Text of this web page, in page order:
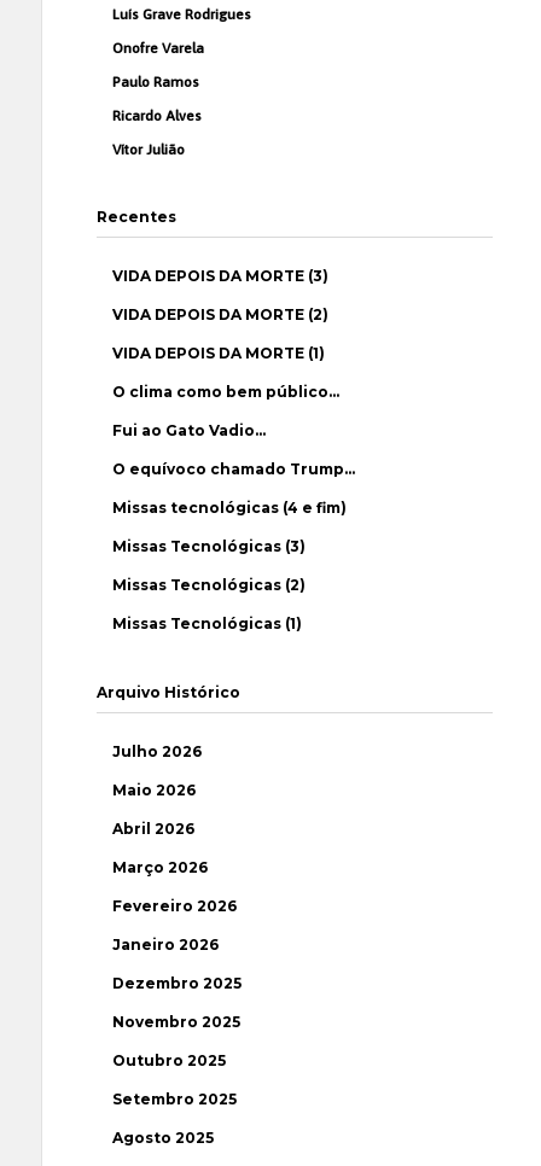
Luís Grave Rodrigues
Onofre Varela
Paulo Ramos
Ricardo Alves
Vítor Julião
Recentes
VIDA DEPOIS DA MORTE (3)
VIDA DEPOIS DA MORTE (2)
VIDA DEPOIS DA MORTE (1)
O clima como bem público…
Fui ao Gato Vadio…
O equívoco chamado Trump…
Missas tecnológicas (4 e fim)
Missas Tecnológicas (3)
Missas Tecnológicas (2)
Missas Tecnológicas (1)
Arquivo Histórico
Julho 2026
Maio 2026
Abril 2026
Março 2026
Fevereiro 2026
Janeiro 2026
Dezembro 2025
Novembro 2025
Outubro 2025
Setembro 2025
Agosto 2025